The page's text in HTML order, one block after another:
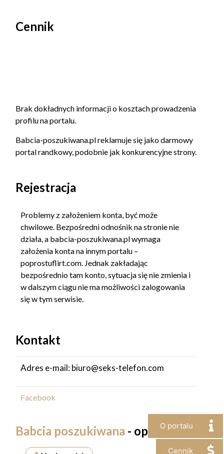
O portalu
Cennik
Cennik
Brak dokładnych informacji o kosztach prowadzenia
profilu na portalu.
Babcia-poszukiwana.pl reklamuje się jako darmowy
portal randkowy, podobnie jak konkurencyjne strony.
Rejestracja
Problemy z założeniem konta, być może
chwilowe. Bezpośredni odnośnik na stronie nie
działa, a babcia-poszukiwana.pl wymaga
założenia konta na innym portalu –
poprostuflirt.com. Jednak zakładając
bezpośrednio tam konto, sytuacja się nie zmienia i
w dalszym ciągu nie ma możliwości zalogowania
się w tym serwisie.
Kontakt
Adres e-mail: biuro@seks-telefon.com
Facebook
Babcia poszukiwana - opinie